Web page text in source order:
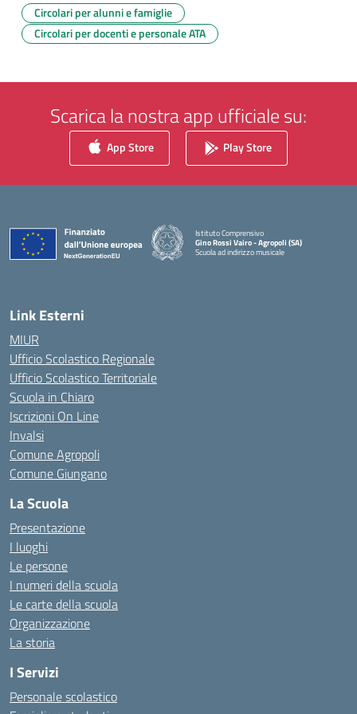
Circolari per alunni e famiglie
Circolari per docenti e personale ATA
Scarica la nostra app ufficiale su:
App Store Play Store
Istituto Comprensivo
Gino Rossi Vairo - Agropoli (SA)
Scuola ad indirizzo musicale
Link Esterni
MIUR
Ufficio Scolastico Regionale
Ufficio Scolastico Territoriale
Scuola in Chiaro
Iscrizioni On Line
Invalsi
Comune Agropoli
Comune Giungano
La Scuola
Presentazione
I luoghi
Le persone
I numeri della scuola
Le carte della scuola
Organizzazione
La storia
I Servizi
Personale scolastico